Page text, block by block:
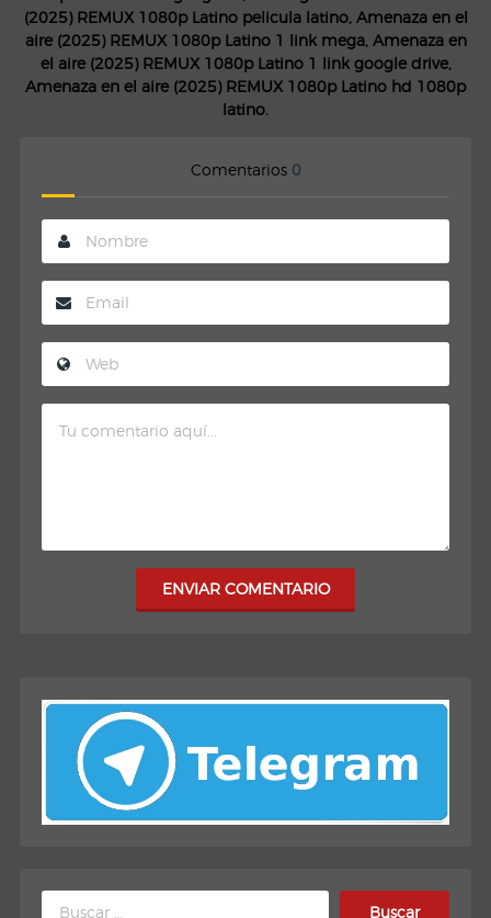
(2025) REMUX 1080p Latino pelicula latino, Amenaza en el
aire (2025) REMUX 1080p Latino 1 link mega, Amenaza en
el aire (2025) REMUX 1080p Latino 1 link google drive,
Amenaza en el aire (2025) REMUX 1080p Latino hd 1080p
latino.
Comentarios 0
ENVIAR COMENTARIO
Buscar: